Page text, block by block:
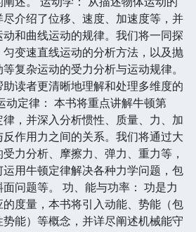
介绍了位移、速度、加速度等，并
和曲线运动的规律。我们将一同探
变速直线运动的分析方法，以及抛
复杂运动的受力分析与运动规律。
读者更清晰地理解和处理多维度的
动定律： 本书将重点讲解牛顿第
，并深入分析惯性、质量、力、加
作用力之间的关系。我们将通过大
力分析、摩擦力、弹力、重力等，
用牛顿定律解决各种力学问题，包
问题等。 功、能与功率： 功是力
度量，本书将引入动能、势能（包
能）等概念，并详尽阐述机械能守